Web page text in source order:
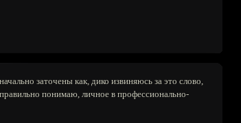
заточены как, дико извиняюсь за это слово,
понимаю, личное в профессионально-